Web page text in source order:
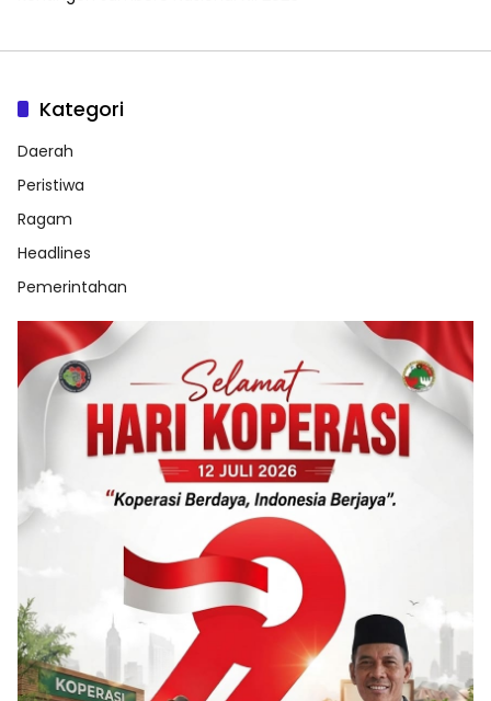
Kategori
Daerah
Peristiwa
Ragam
Headlines
Pemerintahan